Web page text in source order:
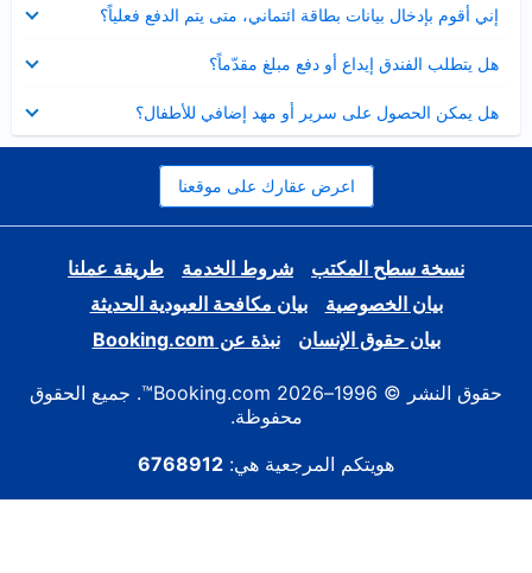
إني أقوم بإدخال بيانات بطاقة ائتماني، متى يتم الدفع فعلياً؟
مصغر
هل يتطلب الفندق إيداع أو دفع مبلغ مقدّماً؟
مصغر
هل يمكن الحصول على سرير أو مهد إضافي للأطفال؟
مصغر
اعرض عقارك على موقعنا
نسخة سطح المكتب شروط الخدمة
طريقة عملنا
بيان الخصوصية
بيان مكافحة العبودية الحديثة
بيان حقوق الإنسان
نبذة عن Booking.com
حقوق النشر © 1996–2026 Booking.com™. جميع الحقوق
محفوظة.
هويتكم المرجعية هي: 6768912